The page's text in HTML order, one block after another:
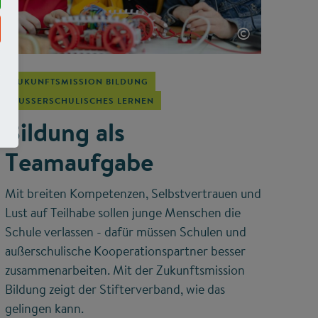
©
ZUKUNFTSMISSION BILDUNG
AUSSERSCHULISCHES LERNEN
Bildung als
Teamaufgabe
Mit breiten Kompetenzen, Selbstvertrauen und
Lust auf Teilhabe sollen junge Menschen die
Schule verlassen - dafür müssen Schulen und
außerschulische Kooperationspartner besser
zusammenarbeiten. Mit der Zukunftsmission
Bildung zeigt der Stifterverband, wie das
gelingen kann.